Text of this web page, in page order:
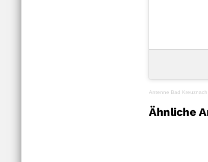
Antenne Bad Kreuznach
Ähnliche